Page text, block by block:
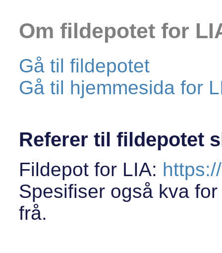
Om fildepotet for
Gå til fildepotet
Gå til hjemmesida for
Referer til fildepotet
Fildepot for LIA:
Spesifiser også kva
frå.